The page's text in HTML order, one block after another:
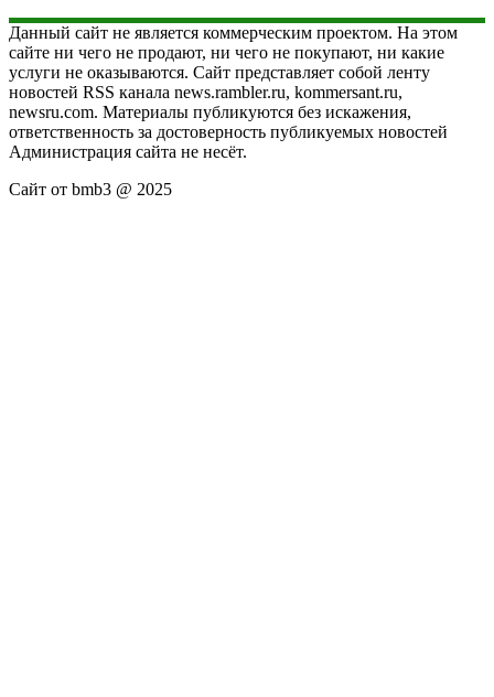
Данный сайт не является коммерческим проектом. На этом
сайте ни чего не продают, ни чего не покупают, ни какие
услуги не оказываются. Сайт представляет собой ленту
новостей RSS канала news.rambler.ru, kommersant.ru,
newsru.com. Материалы публикуются без искажения,
ответственность за достоверность публикуемых новостей
Администрация сайта не несёт.
Сайт от bmb3 @ 2025